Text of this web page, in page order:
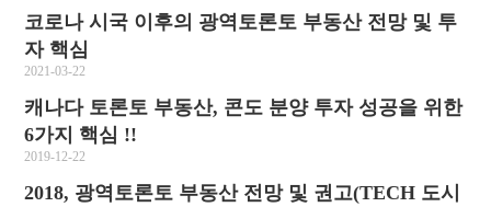
코로나 시국 이후의 광역토론토 부동산 전망 및 투
자 핵심
2021-03-22
캐나다 토론토 부동산, 콘도 분양 투자 성공을 위한
6가지 핵심 !!
2019-12-22
2018, 광역토론토 부동산 전망 및 권고(TECH 도시